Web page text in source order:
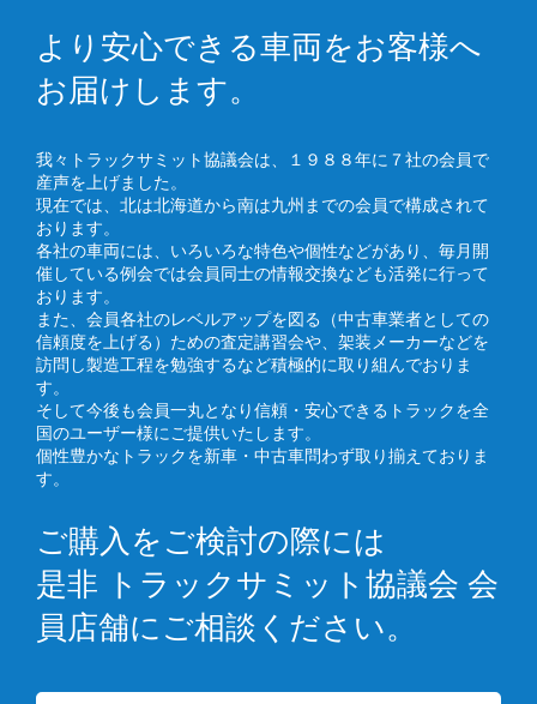
より安心できる車両をお客様へ
お届けします。
我々トラックサミット協議会は、１９８８年に７社の会員で
産声を上げました。
現在では、北は北海道から南は九州までの会員で構成されて
おります。
各社の車両には、いろいろな特色や個性などがあり、毎月開
催している例会では会員同士の情報交換なども活発に行って
おります。
また、会員各社のレベルアップを図る（中古車業者としての
信頼度を上げる）ための査定講習会や、架装メーカーなどを
訪問し製造工程を勉強するなど積極的に取り組んでおりま
す。
そして今後も会員一丸となり信頼・安心できるトラックを全
国のユーザー様にご提供いたします。
個性豊かなトラックを新車・中古車問わず取り揃えておりま
す。
ご購入をご検討の際には
是非 トラックサミット協議会 会
員店舗にご相談ください。